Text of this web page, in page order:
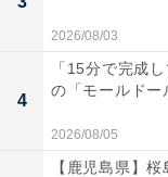
2026/08/03
4
「15分で完成
の「モールドー
2026/08/05
【鹿児島県】